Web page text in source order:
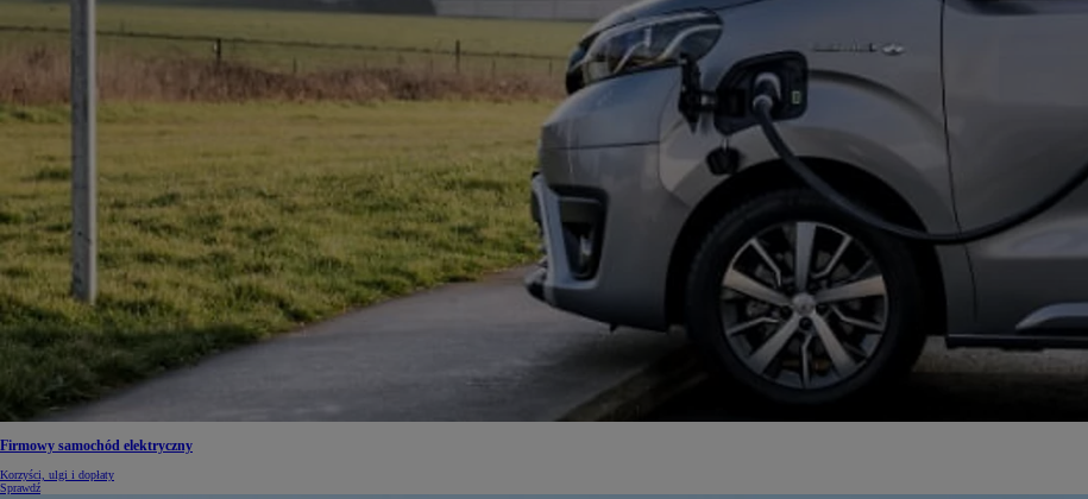
Od105 300 zł
Corolla Hatchback
HYBRID
Firmowy samochód elektryczny
Korzyści, ulgi i dopłaty
Sprawdź